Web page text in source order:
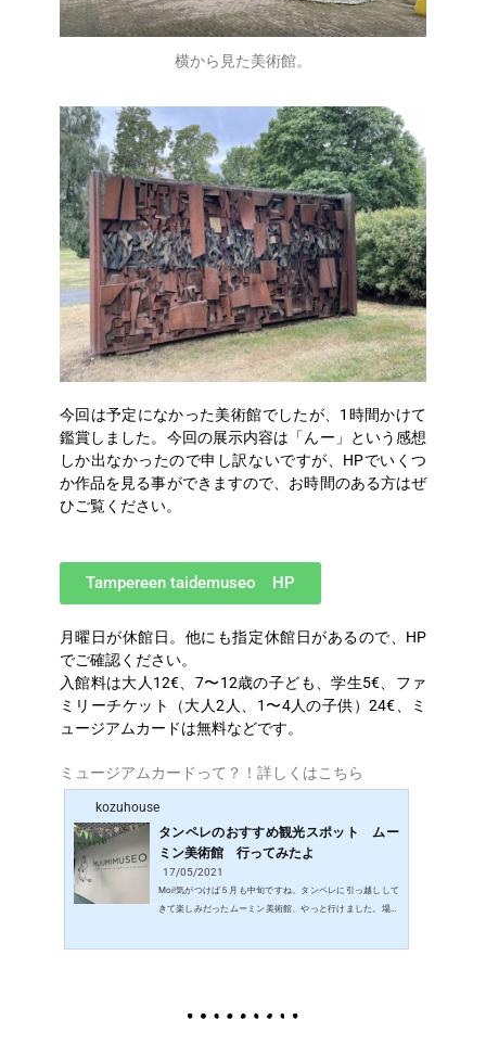
横から見た美術館。
今回は予定になかった美術館でしたが、1時間かけて
鑑賞しました。今回の展示内容は「んー」という感想
しか出なかったので申し訳ないですが、HPでいくつ
か作品を見る事ができますので、お時間のある方はぜ
ひご覧ください。
Tampereen taidemuseo HP
月曜日が休館日。他にも指定休館日があるので、HP
でご確認ください。
入館料は大人12€、7〜12歳の子ども、学生5€、ファ
ミリーチケット（大人2人、1〜4人の子供）24€、ミ
ュージアムカードは無料などです。
ミュージアムカードって？！詳しくはこちら
kozuhouse
タンペレのおすすめ観光スポット ムー
ミン美術館 行ってみたよ
17/05/2021
Moi!気がつけば５月も中旬ですね。タンペレに引っ越しして
きて楽しみだったムーミン美術館、やっと行けました。場所
で、kozumomもムーミン美術館と書きます。ムーミン美術館